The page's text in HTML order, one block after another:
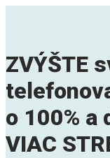
ZVÝŠTE
o 100% a
VIAC